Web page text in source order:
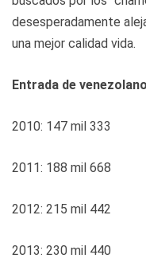
desesperadamente
una mejor calidad vida.
Entrada de
2010: 147 mil 333
2011: 188 mil 668
2012: 215 mil 442
2013: 230 mil 440